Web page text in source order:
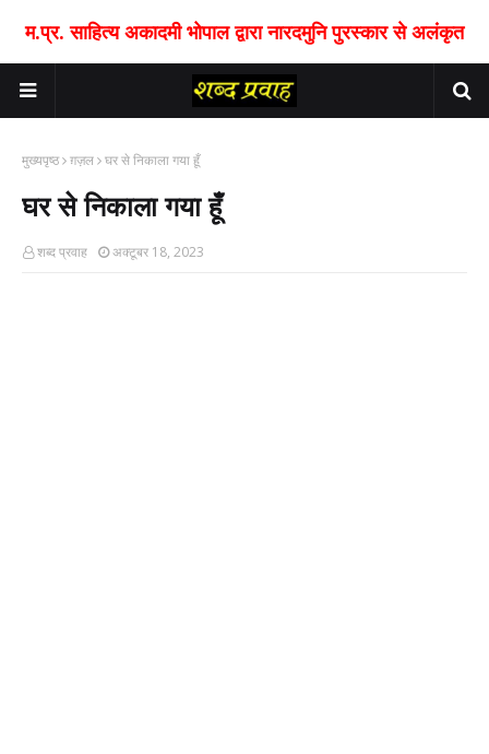
म.प्र. साहित्य अकादमी भोपाल द्वारा नारदमुनि पुरस्कार से अलंकृत
मुख्यपृष्ठ ग़ज़ल घर से निकाला गया हूँ
घर से निकाला गया हूँ
शब्द प्रवाह अक्टूबर 18, 2023